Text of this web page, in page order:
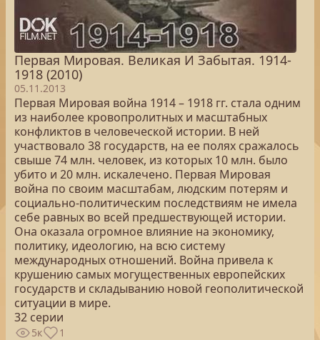
Первая Мировая. Великая И Забытая. 1914-
1918 (2010)
05.11.2013
Первая Мировая война 1914 – 1918 гг. стала одним
из наиболее кровопролитных и масштабных
конфликтов в человеческой истории. В ней
участвовало 38 государств, на ее полях сражалось
свыше 74 млн. человек, из которых 10 млн. было
убито и 20 млн. искалечено. Первая Мировая
война по своим масштабам, людским потерям и
социально-политическим последствиям не имела
себе равных во всей предшествующей истории.
Она оказала огромное влияние на экономику,
политику, идеологию, на всю систему
международных отношений. Война привела к
крушению самых могущественных европейских
государств и складыванию новой геополитической
ситуации в мире.
32 серии
5к 1